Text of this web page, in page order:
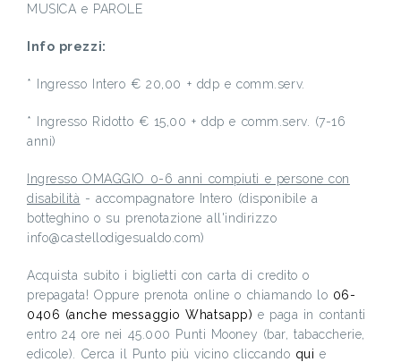
MUSICA e PAROLE
Info prezzi:
* Ingresso Intero € 20,00 + ddp e comm.serv.
* Ingresso Ridotto € 15,00 + ddp e comm.serv. (7-16
anni)
Ingresso OMAGGIO 0-6 anni compiuti e persone con
disabilità - accompagnatore Intero (disponibile a
botteghino o su prenotazione all'indirizzo
info@castellodigesualdo.com)
Acquista subito i biglietti con carta di credito o
prepagata! Oppure prenota online o chiamando lo 06-
0406 (anche messaggio Whatsapp) e paga in contanti
entro 24 ore nei 45.000 Punti Mooney (bar, tabaccherie,
edicole). Cerca il Punto più vicino cliccando qui e